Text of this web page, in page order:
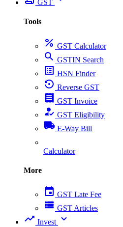
GST
Tools
percent GST Calculator
search GSTIN Search
list_alt HSN Finder
settings_backup_restore Reverse GST
receipt GST Invoice
how_to_reg GST Eligibility
local_shipping E-Way Bill
Calculator
More
event GST Late Fee
view_list GST Articles
trending_up Invest expand_more